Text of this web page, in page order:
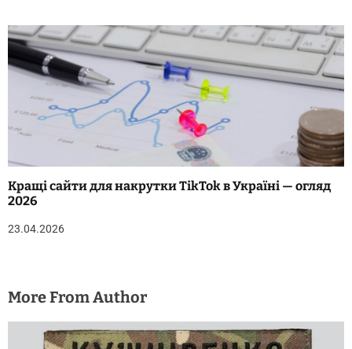
Кращі сайти для накрутки TikTok в Україні — огляд
2026
23.04.2026
More From Author